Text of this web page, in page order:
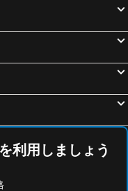
駅
泉利用しましょう